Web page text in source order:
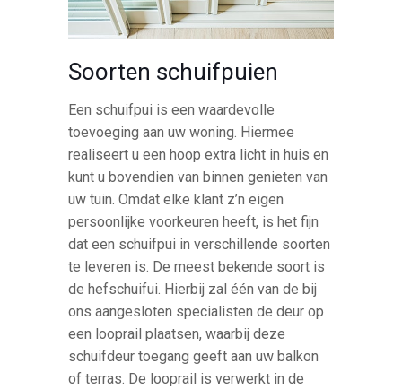
Soorten schuifpuien
Een schuifpui is een waardevolle
toevoeging aan uw woning. Hiermee
realiseert u een hoop extra licht in huis en
kunt u bovendien van binnen genieten van
uw tuin. Omdat elke klant z’n eigen
persoonlijke voorkeuren heeft, is het fijn
dat een schuifpui in verschillende soorten
te leveren is. De meest bekende soort is
de hefschuifui. Hierbij zal één van de bij
ons aangesloten specialisten de deur op
een looprail plaatsen, waarbij deze
schuifdeur toegang geeft aan uw balkon
of terras. De looprail is verwerkt in de